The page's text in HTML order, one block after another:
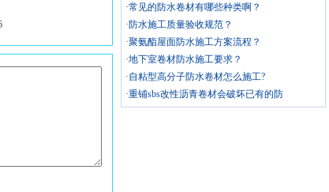
·常见的防水卷材有哪些种类啊？
·防水施工质量验收规范？
·聚氨酯屋面防水施工方案流程？
·地下室卷材防水施工要求？
·自粘型高分子防水卷材怎么施工?
·重铺sbs改性沥青卷材会破坏已有的防